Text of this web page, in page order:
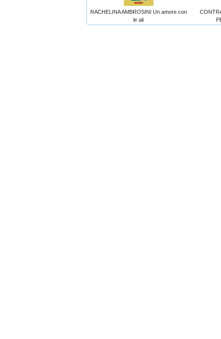
RACHELINA AMBROSINI Un amore con
le ali